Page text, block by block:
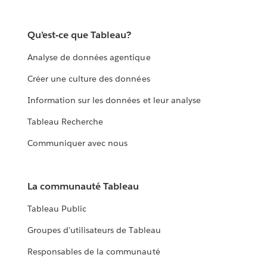
Qu’est-ce que Tableau?
Analyse de données agentique
Créer une culture des données
Information sur les données et leur analyse
Tableau Recherche
Communiquer avec nous
La communauté Tableau
Tableau Public
Groupes d’utilisateurs de Tableau
Responsables de la communauté